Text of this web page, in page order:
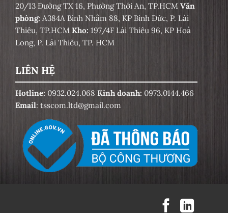
20/13 Đường TX 16, Phường Thới An, TP.HCM Văn
phòng: A384A Bình Nhâm 88, KP Bình Đức, P. Lái
Thiêu, TP.HCM Kho: 197/4F Lái Thiêu 96, KP Hoà
Long, P. Lái Thiêu, TP. HCM
LIÊN HỆ
Hotline: 0932.024.068 Kinh doanh: 0973.0144.466
Email: tsscom.ltd@gmail.com